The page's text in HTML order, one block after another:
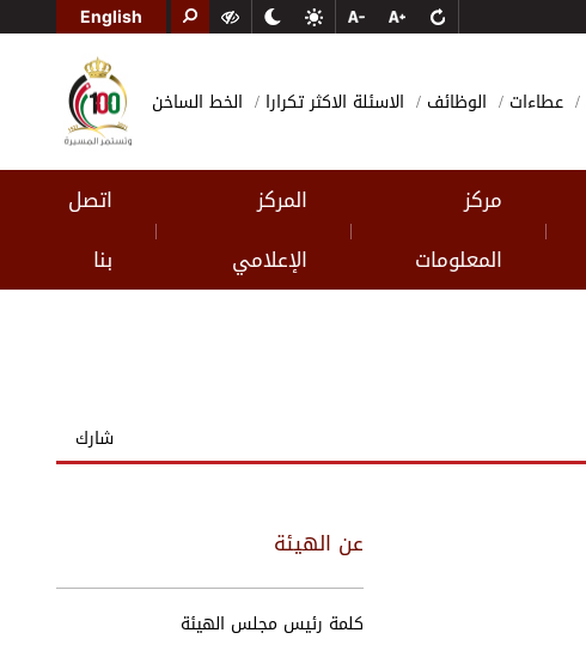
English
عطاءات الوظائف الاسئلة الاكثر تكرارا الخط الساخن
|
مركز
المعلومات
|
المركز
الإعلامي
|
اتصل
بنا
شارك
عن الهيئة
كلمة رئيس مجلس الهيئة